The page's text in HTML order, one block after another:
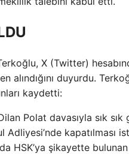
X (Twitter)
alındığını duyurdu.
kaydetti:
Polat davasıyla sık sık
Adliyesi’nde kapatılması
HSK’ya şikayette bulunan